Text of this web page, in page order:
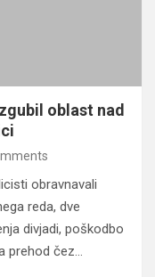
oblast nad
obravnavali
reda, dve
divjadi, poškodbo
prehod čez…